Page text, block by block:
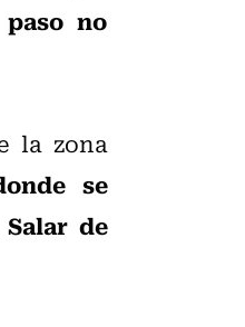
no
la zona
se
de